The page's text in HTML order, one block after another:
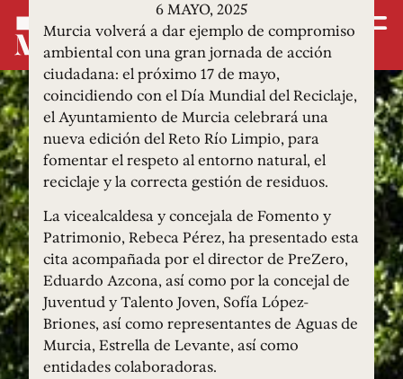
6 MAYO, 2025
Murcia volverá a dar ejemplo de compromiso
ambiental con una gran jornada de acción
ciudadana: el próximo 17 de mayo,
coincidiendo con el Día Mundial del Reciclaje,
el Ayuntamiento de Murcia celebrará una
nueva edición del Reto Río Limpio, para
fomentar el respeto al entorno natural, el
reciclaje y la correcta gestión de residuos.
La vicealcaldesa y concejala de Fomento y
Patrimonio, Rebeca Pérez, ha presentado esta
cita acompañada por el director de PreZero,
Eduardo Azcona, así como por la concejal de
Juventud y Talento Joven, Sofía López-
Briones, así como representantes de Aguas de
Murcia, Estrella de Levante, así como
entidades colaboradoras.